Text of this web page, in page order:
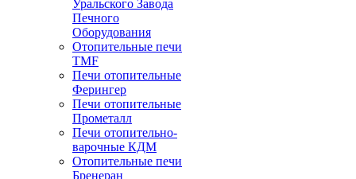
Уральского Завода
Печного
Оборудования
Отопительные печи
TMF
Печи отопительные
Ферингер
Печи отопительные
Прометалл
Печи отопительно-
варочные КДМ
Отопительные печи
Бренеран